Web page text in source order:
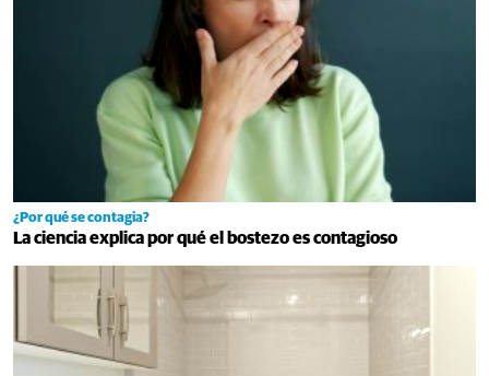
¿Por qué se contagia?
La ciencia explica por qué el bostezo es contagioso